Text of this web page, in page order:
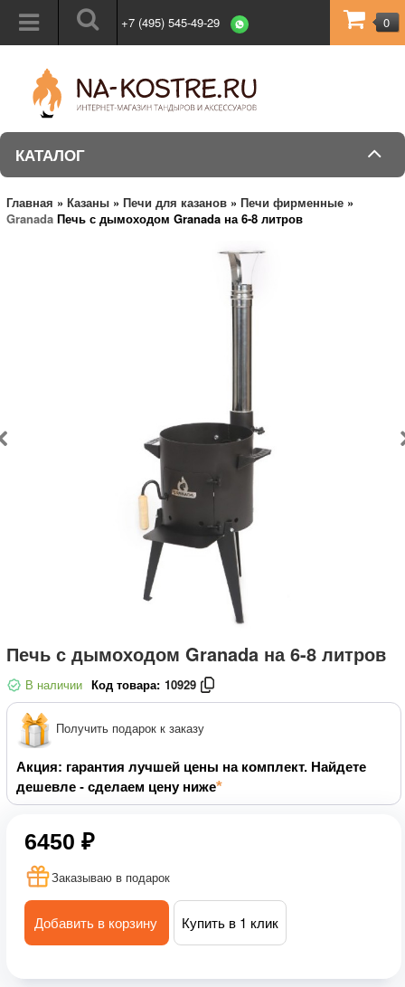
+7 (495) 545-49-29 0
КАТАЛОГ
Главная » Казаны » Печи для казанов » Печи фирменные »
Granada Печь с дымоходом Granada на 6-8 литров
Печь с дымоходом Granada на 6-8 литров
В наличии Код товара: 10929
Получить подарок к заказу
Акция: гарантия лучшей цены на комплект. Найдете
дешевле - сделаем цену ниже
6450 ₽
Заказываю в подарок
Добавить в корзину Купить в 1 клик